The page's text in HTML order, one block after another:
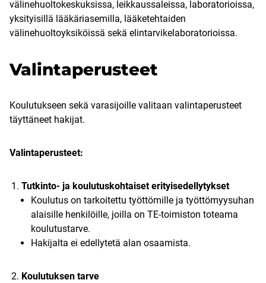
välinehuoltokeskuksissa, leikkaussaleissa, laboratorioissa,
yksityisillä lääkäriasemilla, lääketehtaiden
välinehuoltoyksiköissä sekä elintarvikelaboratorioissa.
Valintaperusteet
Koulutukseen sekä varasijoille valitaan valintaperusteet
täyttäneet hakijat.
Valintaperusteet:
Tutkinto- ja koulutuskohtaiset erityisedellytykset​
Koulutus on tarkoitettu työttömille ja työttömyysuhan
alaisille henkilöille, joilla on TE-toimiston toteama
koulutustarve.
Hakijalta ei edellytetä alan osaamista.
Koulutuksen tarve